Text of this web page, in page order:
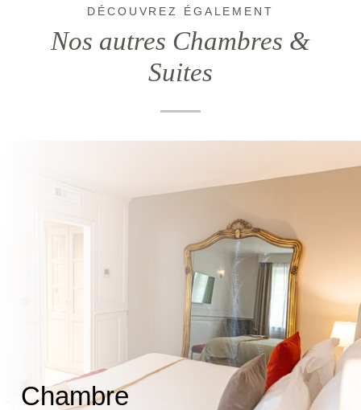
DÉCOUVREZ ÉGALEMENT
Nos autres Chambres &
Suites
Chambre